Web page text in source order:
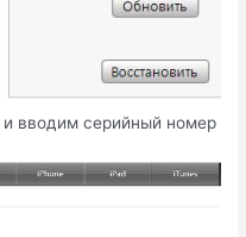
и вводим серийный номер